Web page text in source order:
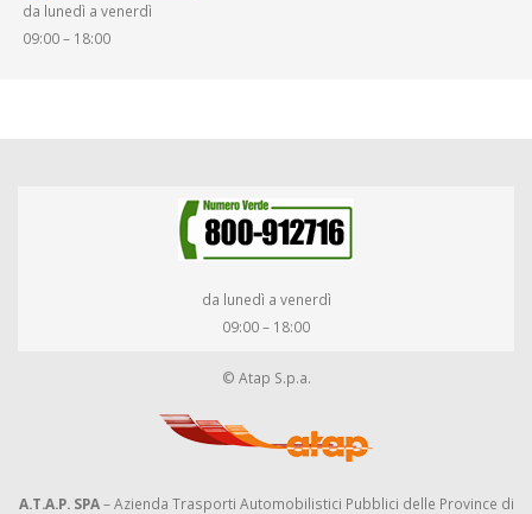
da lunedì a venerdì
09:00 – 18:00
da lunedì a venerdì
09:00 – 18:00
© Atap S.p.a.
A.T.A.P. SPA– Azienda Trasporti Automobilistici Pubblici delle Province di